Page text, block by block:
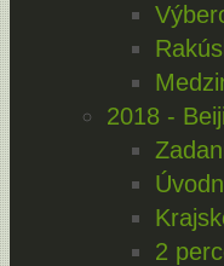
2018 -
2